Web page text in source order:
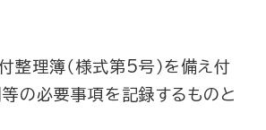
理簿（様式第5号）を備え付
の必要事項を記録するものと